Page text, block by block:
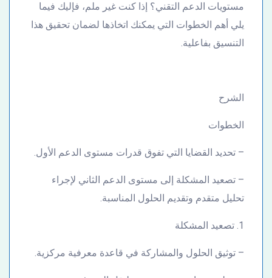
مستويات الدعم التقني؟ إذا كنت غير ملم، فإليك فيما
يلي أهم الخطوات التي يمكنك اتخاذها لضمان تحقيق هذا
التنسيق بفاعلية.
الشرح
الخطوات
– تحديد القضايا التي تفوق قدرات مستوى الدعم الأول.
– تصعيد المشكلة إلى مستوى الدعم الثاني لإجراء
تحليل متقدم وتقديم الحلول المناسبة.
1. تصعيد المشكلة
– توثيق الحلول والمشاركة في قاعدة معرفية مركزية.